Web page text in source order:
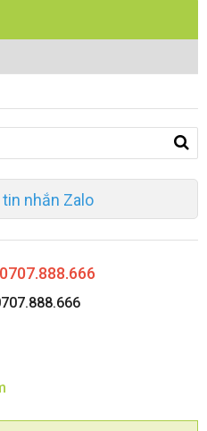
tin nhắn Zalo